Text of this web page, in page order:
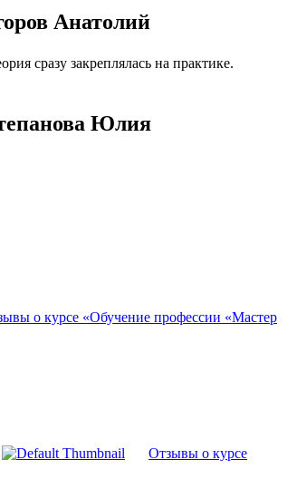
Анатолий
сразу закреплялась на практике.
Юлия
о курсе «Обучение профессии «Мастер
Отзывы о курсе